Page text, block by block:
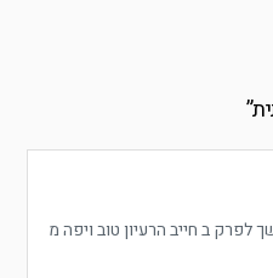
”
לפרק ב חייב הרעיון טוב ויפה מ